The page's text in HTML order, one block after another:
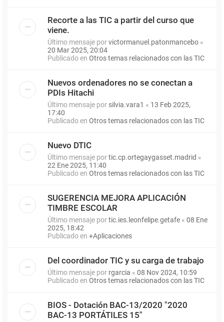
Recorte a las TIC a partir del curso que
viene.
Último mensaje porvictormanuel.patonmancebo «
20 Mar 2025, 20:04
Publicado en Otros temas relacionados con las TIC
Nuevos ordenadores no se conectan a
PDIs Hitachi
Último mensaje por silvia.vara1 « 13 Feb 2025,
17:40
Publicado en Otros temas relacionados con las TIC
Nuevo DTIC
Último mensaje portic.cp.ortegaygasset.madrid «
22 Ene 2025, 11:40
Publicado en Otros temas relacionados con las TIC
SUGERENCIA MEJORA APLICACIÓN
TIMBRE ESCOLAR
Último mensaje portic.ies.leonfelipe.getafe « 08 Ene
2025, 18:42
Publicado en +Aplicaciones
Del coordinador TIC y su carga de trabajo
Último mensaje por rgarcia « 08 Nov 2024, 10:59
Publicado en Otros temas relacionados con las TIC
BIOS - Dotación BAC-13/2020 "2020
BAC-13 PORTÁTILES 15"